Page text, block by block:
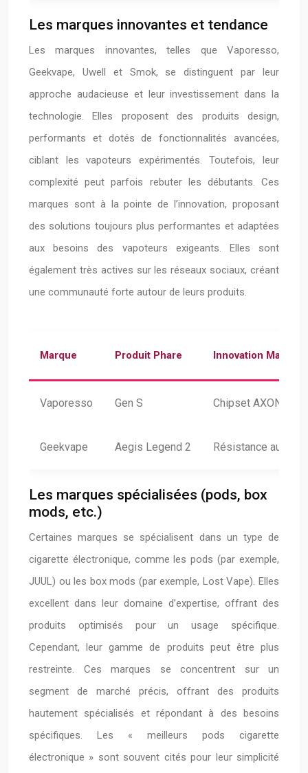
Les marques innovantes et tendance
Les marques innovantes, telles que Vaporesso,
Geekvape, Uwell et Smok, se distinguent par leur
approche audacieuse et leur investissement dans la
technologie. Elles proposent des produits design,
performants et dotés de fonctionnalités avancées,
ciblant les vapoteurs expérimentés. Toutefois, leur
complexité peut parfois rebuter les débutants. Ces
marques sont à la pointe de l’innovation, proposant
des solutions toujours plus performantes et adaptées
aux besoins des vapoteurs exigeants. Elles sont
également très actives sur les réseaux sociaux, créant
une communauté forte autour de leurs produits.
Marque Produit Phare Innovation Majeure
Vaporesso Gen S Chipset AXON
Geekvape Aegis Legend 2 Résistance aux
Les marques spécialisées (pods, box
mods, etc.)
Certaines marques se spécialisent dans un type de
cigarette électronique, comme les pods (par exemple,
JUUL) ou les box mods (par exemple, Lost Vape). Elles
excellent dans leur domaine d’expertise, offrant des
produits optimisés pour un usage spécifique.
Cependant, leur gamme de produits peut être plus
restreinte. Ces marques se concentrent sur un
segment de marché précis, offrant des produits
hautement spécialisés et répondant à des besoins
spécifiques. Les « meilleurs pods cigarette
électronique » sont souvent cités pour leur simplicité